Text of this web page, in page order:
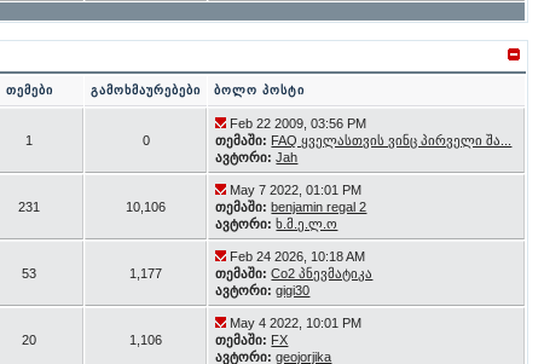
თემები გამოხმაურებები ბოლო პოსტი
1 0
Feb 22 2009, 03:56 PM
თემაში: FAQ ყველასთვის ვინც პირველი შა...
ავტორი: Jah
231 10,106
May 7 2022, 01:01 PM
თემაში: benjamin regal 2
ავტორი: ხ.მ.ე.ლ.ო
53 1,177
Feb 24 2026, 10:18 AM
თემაში: Co2 პნევმატიკა
ავტორი: gigi30
20 1,106
May 4 2022, 10:01 PM
თემაში: FX
ავტორი: geojorjika